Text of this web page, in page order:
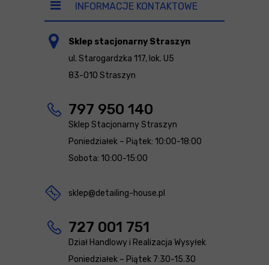
INFORMACJE KONTAKTOWE
Sklep stacjonarny Straszyn
ul. Starogardzka 117, lok. U5
83-010 Straszyn
797 950 140
Sklep Stacjonarny Straszyn
Poniedziałek – Piątek: 10:00-18:00
Sobota: 10:00-15:00
sklep@detailing-house.pl
727 001 751
Dział Handlowy i Realizacja Wysyłek
Poniedziałek – Piątek 7:30-15.30